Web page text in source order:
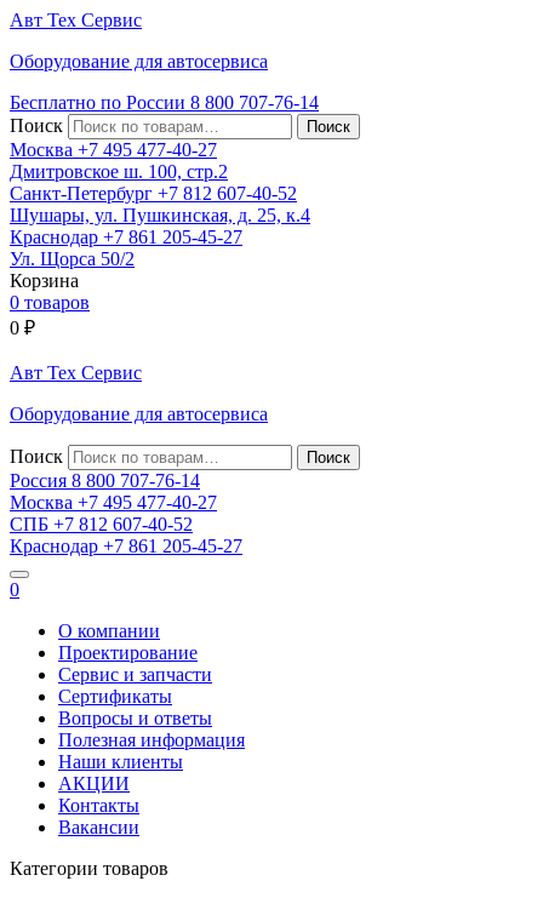
Авт Тех Сервис
Оборудование для автосервиса
Бесплатно по России 8 800 707-76-14
Поиск
Москва +7 495 477-40-27
Дмитровское ш. 100, стр.2
Санкт-Петербург +7 812 607-40-52
Шушары, ул. Пушкинская, д. 25, к.4
Краснодар +7 861 205-45-27
Ул. Щорса 50/2
Корзина
0 товаров
0 ₽
Авт Тех Сервис
Оборудование для автосервиса
Поиск
Россия 8 800 707-76-14
Москва +7 495 477-40-27
СПБ +7 812 607-40-52
Краснодар +7 861 205-45-27
0
О компании
Проектирование
Сервис и запчасти
Сертификаты
Вопросы и ответы
Полезная информация
Наши клиенты
АКЦИИ
Контакты
Вакансии
Категории товаров